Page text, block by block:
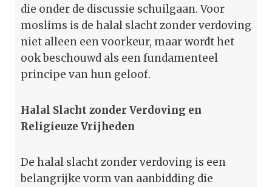
die onder de discussie schuilgaan. Voor
moslims is de halal slacht zonder verdoving
niet alleen een voorkeur, maar wordt het
ook beschouwd als een fundamenteel
principe van hun geloof.
Halal Slacht zonder Verdoving en
Religieuze Vrijheden
De halal slacht zonder verdoving is een
belangrijke vorm van aanbidding die